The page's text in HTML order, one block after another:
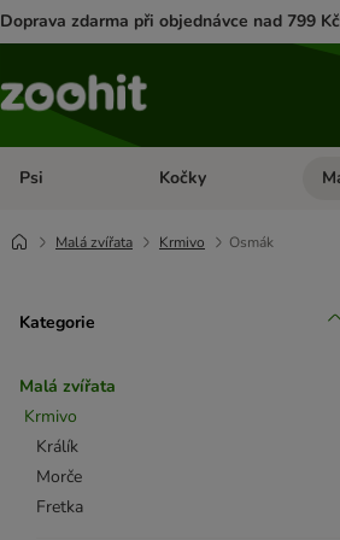
Doprava zdarma při objednávce nad 799
Psi Otevřít menu: Psi
Kočky
Malá zvířata Krmivo Osmák
Kategorie
Malá zvířata
Krmivo
Králík
Morče
Fretka